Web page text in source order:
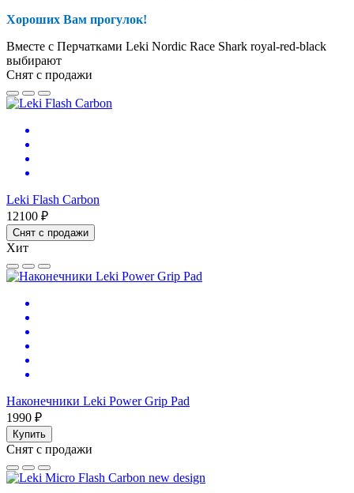
Хороших Вам прогулок!
Вместе с Перчатками Leki Nordic Race Shark royal-red-black
выбирают
Снят с продажи
Leki Flash Carbon
12100 ₽
Снят с продажи
Хит
Наконечники Leki Power Grip Pad
1990 ₽
Купить
Снят с продажи